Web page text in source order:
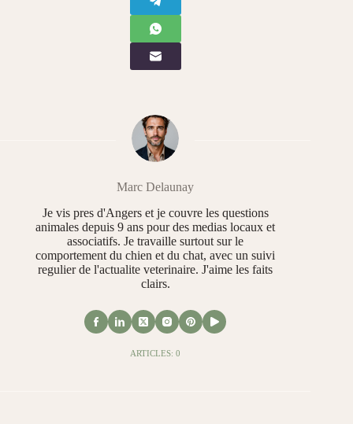
Marc Delaunay
Je vis pres d'Angers et je couvre les questions
animales depuis 9 ans pour des medias locaux et
associatifs. Je travaille surtout sur le
comportement du chien et du chat, avec un suivi
regulier de l'actualite veterinaire. J'aime les faits
clairs.
ARTICLES: 0